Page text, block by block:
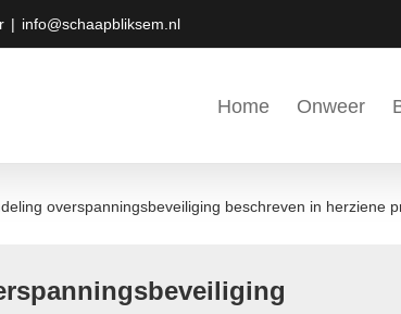
| info@schaapbliksem.nl
Home Onweer
overspanningsbeveiliging beschreven in herziene